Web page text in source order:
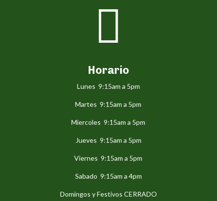

Horario
Lunes 9:15am a 5pm
Martes 9:15am a 5pm
Miercoles 9:15am a 5pm
Jueves 9:15am a 5pm
Viernes 9:15am a 5pm
Sabado 9:15am a 4pm
Domingos y Festivos CERRADO